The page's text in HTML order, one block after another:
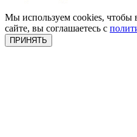
Мы используем cookies, чтобы
сайте, вы соглашаетесь с
ПРИНЯТЬ